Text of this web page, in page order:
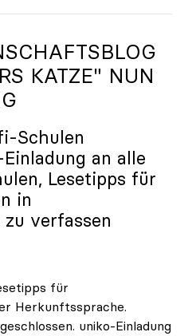
KATZE" NUN
Schulen
an alle
Lesetipps für
in
verfassen
für
Herkunftssprache.
uniko-Einladung